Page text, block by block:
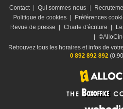
Contact Qui sommes-nous
Politique de cookies
Préférences
Revue de presse
Charte d'écriture
Retrouvez tous les horaires et infos de
0 892 892 892